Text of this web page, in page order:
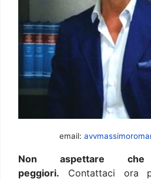
email:
Non aspettare
peggiori. Contattaci ora